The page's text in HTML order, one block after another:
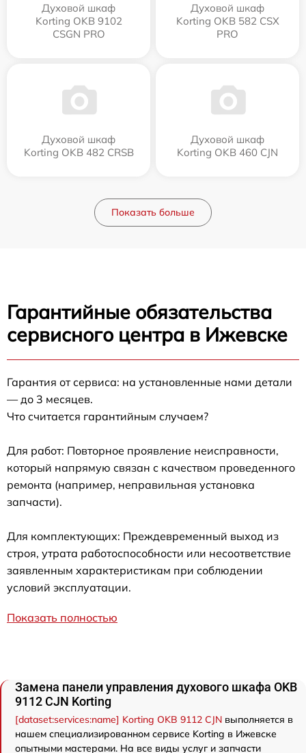
Духовой шкаф
Korting OKB 9102
CSGN PRO
Духовой шкаф
Korting OKB 582 CSX
PRO
Духовой шкаф
Korting OKB 482 CRSB
Духовой шкаф
Korting OKB 460 CJN
Показать больше
Гарантийные обязательства
сервисного центра в Ижевске
Гарантия от сервиса: на установленные нами детали
— до 3 месяцев.
Что считается гарантийным случаем?
Для работ: Повторное проявление неисправности,
который напрямую связан с качеством проведенного
ремонта (например, неправильная установка
запчасти).
Для комплектующих: Преждевременный выход из
строя, утрата работоспособности или несоответствие
заявленным характеристикам при соблюдении
условий эксплуатации.
Показать полностью
Замена панели управления духового шкафа OKB
9112 CJN Korting
[dataset:services:name] Korting OKB 9112 CJN выполняется в
нашем специализированном сервисе Korting в Ижевске
опытными мастерами. На все виды услуг и запчасти